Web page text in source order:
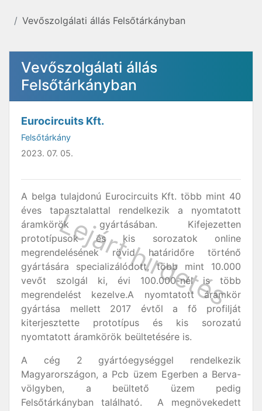
Vevőszolgálati állás Felsőtárkányban
Vevőszolgálati állás
Felsőtárkányban
Eurocircuits Kft.
Felsőtárkány
2023. 07. 05.
A belga tulajdonú Eurocircuits Kft. több mint 40
éves tapasztalattal rendelkezik a nyomtatott
áramkörök gyártásában. Kifejezetten
prototípusok és kis sorozatok online
megrendelésének rövid határidőre történő
gyártására specializálódott, több mint 10.000
vevőt szolgál ki, évi 100.000-nél is több
megrendelést kezelve.A nyomtatott áramkör
gyártása mellett 2017 évtől a fő profilját
kiterjesztette prototípus és kis sorozatú
nyomtatott áramkörök beültetésére is.
A cég 2 gyártóegységgel rendelkezik
Magyarországon, a Pcb üzem Egerben a Berva-
völgyben, a beültető üzem pedig
Felsőtárkányban található. A megnövekedett